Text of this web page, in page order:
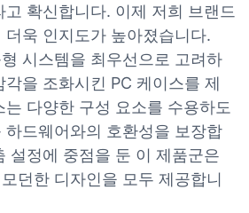
확신합니다. 이제 저희 브랜드
더욱 인지도가 높아졌습니다.
시스템을 최우선으로 고려하
을 조화시킨 PC 케이스를 제
다양한 구성 요소를 수용하도
하드웨어와의 호환성을 보장합
설정에 중점을 둔 이 제품군은
던한 디자인을 모두 제공합니